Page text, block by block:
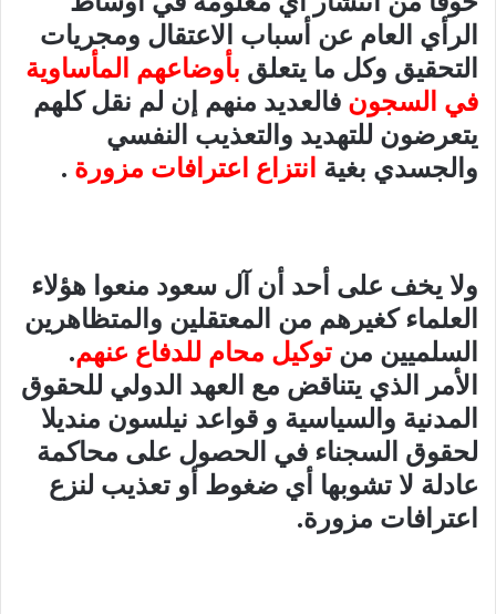
الرأي العام عن أسباب الاعتقال ومجريات
التحقيق وكل ما يتعلق بأوضاعهم المأساوية
في السجون فالعديد منهم إن لم نقل كلهم
يتعرضون للتهديد والتعذيب النفسي
والجسدي بغية انتزاع اعترافات مزورة .
ولا يخف على أحد أن آل سعود منعوا هؤلاء
العلماء كغيرهم من المعتقلين والمتظاهرين
السلميين من توكيل محام للدفاع عنهم.
الأمر الذي يتناقض مع العهد الدولي للحقوق
المدنية والسياسية و قواعد نيلسون منديلا
لحقوق السجناء في الحصول على محاكمة
عادلة لا تشوبها أي ضغوط أو تعذيب لنزع
اعترافات مزورة.